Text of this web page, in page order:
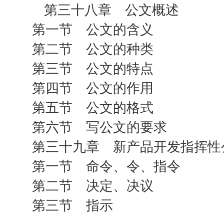
第三十八章 公文概述
第一节 公文的含义
第二节 公文的种类
第三节 公文的特点
第四节 公文的作用
第五节 公文的格式
第六节 写公文的要求
第三十九章 新产品开发指挥性
第一节 命令、令、指令
第二节 决定、决议
第三节 指示